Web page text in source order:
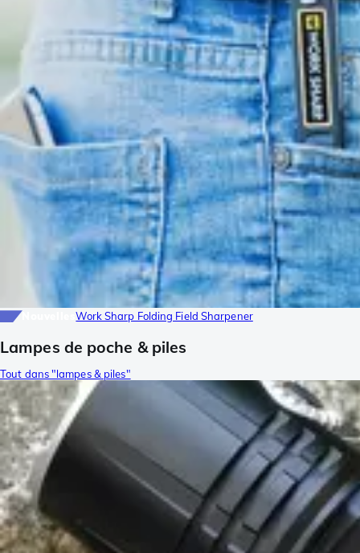
NouvellesWork Sharp Folding Field Sharpener
Lampes de poche & piles
Tout dans "lampes & piles"